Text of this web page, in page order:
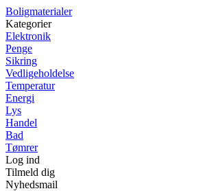
Boligmaterialer
Kategorier
Elektronik
Penge
Sikring
Vedligeholdelse
Temperatur
Energi
Lys
Handel
Bad
Tømrer
Log ind
Tilmeld dig
Nyhedsmail